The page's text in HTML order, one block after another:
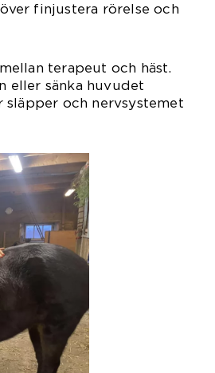
finjustera rörelse och
terapeut och häst.
eller sänka huvudet
och nervsystemet